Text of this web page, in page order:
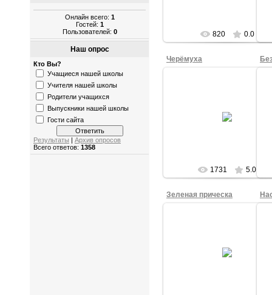
Онлайн всего: 1
Гостей: 1
Пользователей: 0
Наш опрос
Кто Вы?
Учащиеся нашей школы
Учителя нашей школы
Родители учащихся
Выпускники нашей школы
Гости сайта
Результаты
Архив опросов
Всего ответов: 1358
820 0.0
Черёмуха
Черёмуха. Рисовала
1б кл.
1731 5.0
Зеленая прическа
Зеленая прическа. Рисовал
Александр О., 1б кл.